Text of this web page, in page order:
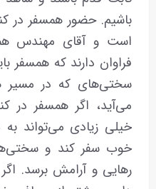
است و آقای مهندس
فراوان دارند که همسفر
سختی‌های که در
می‌آید، اگر همسفر در
خیلی زیادی می‌تواند به
خوب سفر کند و
رهایی و آرامش برسد.